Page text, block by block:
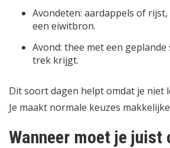
Avondeten: aardappels of
een eiwitbron.
Avond: thee met een geplande
trek krijgt.
Dit soort dagen helpt omdat je niet
Je maakt normale keuzes
Wanneer moet je juist